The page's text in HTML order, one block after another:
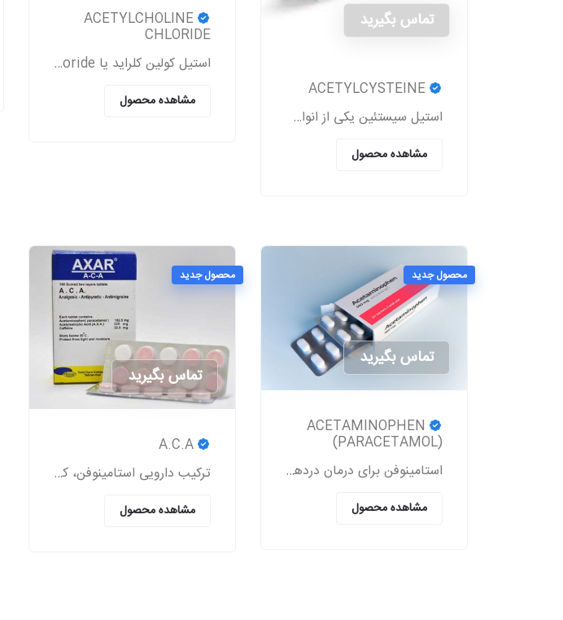
تماس بگیرید
استیل سیستئین یکی از انواع دارو است که برای بیماران مبتلا به اختلالات ریوی از سمت پزشکان تجویز می‌شود.
مشاهده محصول
ACETYLCHOLINE
CHLORIDE
استیل کولین کلراید یا Acetylcholine chloride، دارویی است که معمولاً بعد از جراحی آب مروارید و پیوند قرنیه به بیمار تجویز می‌شود.
مشاهده محصول
محصول جدید
تماس بگیرید
ACETAMINOPHEN
(PARACETAMOL)
استامینوفن برای درمان دردهای خفیف و متوسط کاربرد داشته و یک کاهنده تب به شمار می‎رود.
مشاهده محصول
محصول جدید
تماس بگیرید
ترکیب دارویی استامینوفن، کافئین، و آسپیرین (که گاهی اوقات به صورت عامیانه با مخفف ACA شناخته می‌شود) یک داروی مسکن بدون نسخه است.
مشاهده محصول